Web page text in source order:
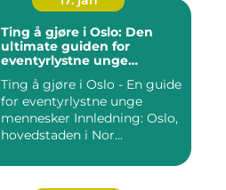
Ting å gjøre i Oslo: Den
ultimate guiden for
eventyrlystne unge
Ting å gjøre i Oslo - En guide
for eventyrlystne unge
mennesker Innledning: Oslo,
hovedstaden i Nor...